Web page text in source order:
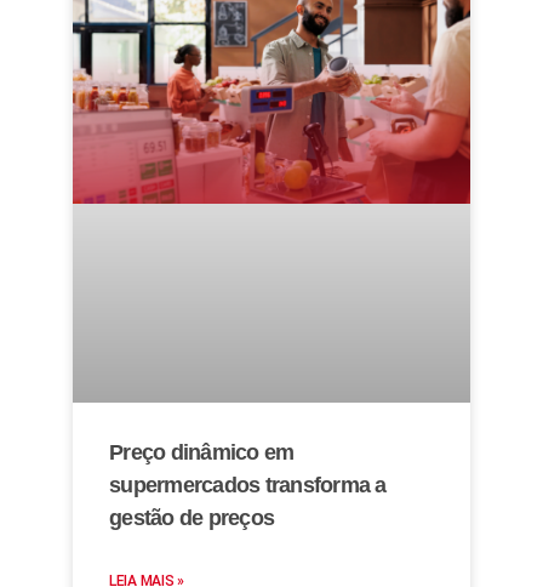
Preço dinâmico em
supermercados transforma a
gestão de preços
LEIA MAIS »